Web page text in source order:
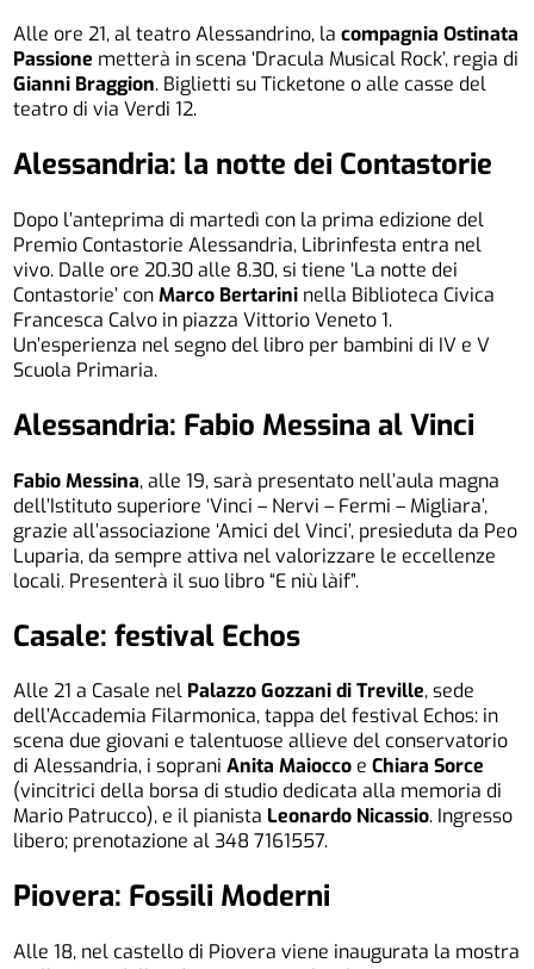
Alle ore 21, al teatro Alessandrino, lacompagnia Ostinata
Passione metterà in scena ‘Dracula Musical Rock’, regia di
Gianni Braggion. Biglietti su Ticketone o alle casse del
teatro di via Verdi 12.
Alessandria: la notte dei Contastorie
Dopo l’anteprima di martedì con la prima edizione del
Premio Contastorie Alessandria, Librinfesta entra nel
vivo. Dalle ore 20.30 alle 8.30, si tiene ‘La notte dei
Contastorie’ conMarco Bertarini nella Biblioteca Civica
Francesca Calvo in piazza Vittorio Veneto 1.
Un’esperienza nel segno del libro per bambini di IV e V
Scuola Primaria.
Alessandria: Fabio Messina al Vinci
Fabio Messina, alle 19, sarà presentato nell’aula magna
dell’Istituto superiore ‘Vinci – Nervi – Fermi – Migliara’,
grazie all’associazione ‘Amici del Vinci’, presieduta da Peo
Luparia, da sempre attiva nel valorizzare le eccellenze
locali. Presenterà il suo libro “E niù làif”.
Casale: festival Echos
Alle 21 a Casale nel Palazzo Gozzani di Treville, sede
dell’Accademia Filarmonica, tappa del festival Echos: in
scena due giovani e talentuose allieve del conservatorio
di Alessandria, i soprani Anita Maiocco eChiara Sorce
(vincitrici della borsa di studio dedicata alla memoria di
Mario Patrucco), e il pianista Leonardo Nicassio. Ingresso
libero; prenotazione al 348 7161557.
Piovera: Fossili Moderni
Alle 18, nel castello di Piovera viene inaugurata la mostra